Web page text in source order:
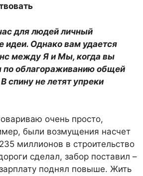
для людей личный
идеи. Однако вам удается
между Я и Мы, когда вы
по облагораживанию общей
спину не летят упреки
очень просто,
были возмущения насчет
миллионов в строительство
сделал, забор поставил –
поднял повыше. Жить